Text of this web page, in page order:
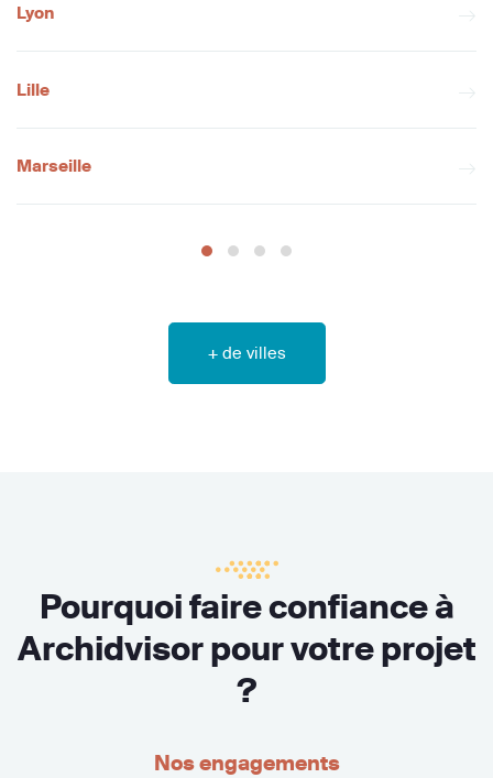
Lyon
Lille
Marseille
+ de villes
Pourquoi faire confiance à
Archidvisor pour votre projet
?
Nos engagements